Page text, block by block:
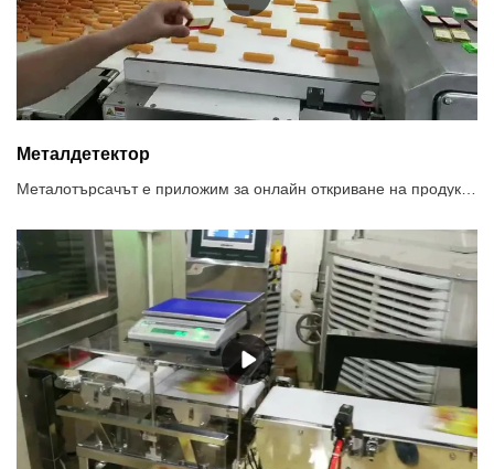
Металдетектор
Металотърсачът е приложим за онлайн откриване на продукти в опаковани и неопаковани и открива примеси от черни метали (Fe), примеси от цветни метали (мед, алуминий) и неръждаема стомана, за да предотврати навлизането им в продукта.Препоръчително използване на металотърсач1. Функция за избор на честота, две честоти могат да бъдат избрани, за да съответстват на различни продукти2. Системата за двойно откриване гарантира, че Fe и Sus ще постигнат най-добрата си чувствителност3. Функцията за автоматично балансиране осигурява стабилно откриване